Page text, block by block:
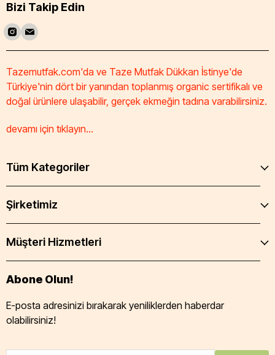
Bizi Takip Edin
Tazemutfak.com'da ve Taze Mutfak Dükkan İstinye'de
Türkiye'nin dört bir yanından toplanmış organic sertifikalı ve
doğal ürünlere ulaşabilir, gerçek ekmeğin tadına varabilirsiniz.
devamı için tıklayın...
Tüm Kategoriler
Şirketimiz
Müşteri Hizmetleri
Abone Olun!
E-posta adresinizi bırakarak yeniliklerden haberdar
olabilirsiniz!